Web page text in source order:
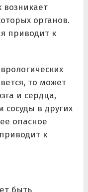
возникает
органов.
приводит к
то может
и сердца,
в других
опасное
к
быть